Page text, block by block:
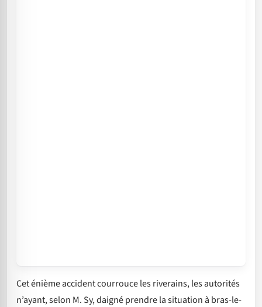
Cet énième accident courrouce les riverains, les autorités
n’ayant, selon M. Sy, daigné prendre la situation à bras-le-